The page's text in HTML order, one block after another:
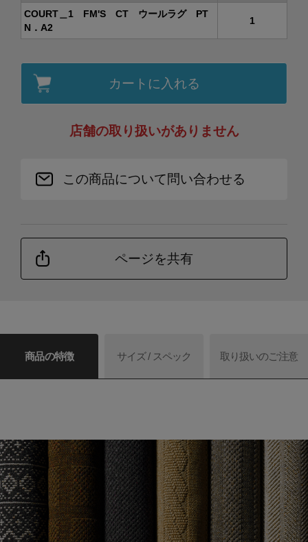
カートに入れる
店舗の取り扱いがありません
COURT＿1 FM'S CT ウールラグ PT
N．A2
1
この商品について問い合わせる
ページを共有
商品の特徴 サイズ / スペック 取り扱いのご注意